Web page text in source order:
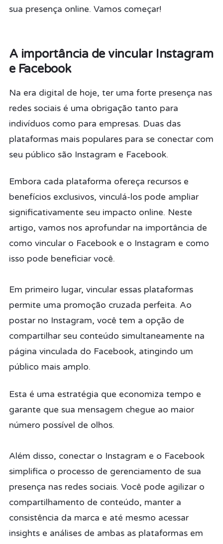
sua presença online. Vamos começar!
A importância de vincular Instagram
e Facebook
Na era digital de hoje, ter uma forte presença nas
redes sociais é uma obrigação tanto para
indivíduos como para empresas. Duas das
plataformas mais populares para se conectar com
seu público são Instagram e Facebook.
Embora cada plataforma ofereça recursos e
benefícios exclusivos, vinculá-los pode ampliar
significativamente seu impacto online. Neste
artigo, vamos nos aprofundar na importância de
como vincular o Facebook e o Instagram e como
isso pode beneficiar você.
Em primeiro lugar, vincular essas plataformas
permite uma promoção cruzada perfeita. Ao
postar no Instagram, você tem a opção de
compartilhar seu conteúdo simultaneamente na
página vinculada do Facebook, atingindo um
público mais amplo.
Esta é uma estratégia que economiza tempo e
garante que sua mensagem chegue ao maior
número possível de olhos.
Além disso, conectar o Instagram e o Facebook
simplifica o processo de gerenciamento de sua
presença nas redes sociais. Você pode agilizar o
compartilhamento de conteúdo, manter a
consistência da marca e até mesmo acessar
insights e análises de ambas as plataformas em